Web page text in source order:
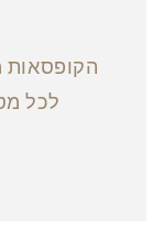
הקופסאות
לכל